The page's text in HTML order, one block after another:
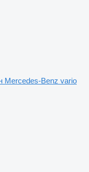
Mercedes-Benz vario